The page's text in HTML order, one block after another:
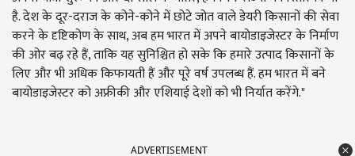
है. देश के दूर-दराज के कोने-कोने में छोटे जोत वाले डेयरी किसानों की सेवा
करने के दृष्टिकोण के साथ, अब हम भारत में अपने बायोडाइजेस्टर के निर्माण
की ओर बढ़ रहे हैं, ताकि यह सुनिश्चित हो सके कि हमारे उत्पाद किसानों के
लिए और भी अधिक किफायती हैं और पूरे वर्ष उपलब्ध हैं. हम भारत में बने
बायोडाइजेस्टर को अफ्रीकी और एशियाई देशों को भी निर्यात करेंगे."
ADVERTISEMENT